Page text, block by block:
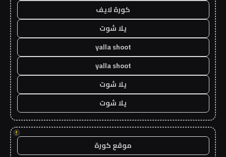
كورة لايف
يلا شوت
yalla shoot
yalla shoot
يلا شوت
يلا شوت
!
موقع كورة